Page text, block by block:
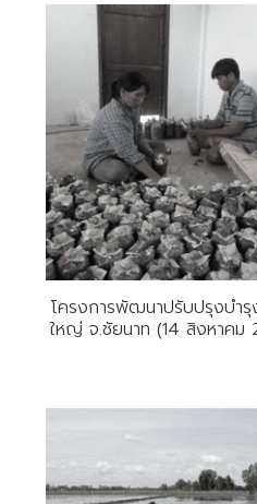
โครงการพัฒนาปรับปรุงบำรุ
ใหญ่ จ.ชัยนาท (14 สิงหาคม